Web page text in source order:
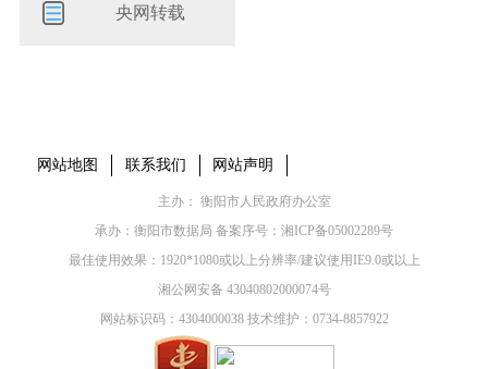
央网转载
网站地图 联系我们 网站声明
主办： 衡阳市人民政府办公室
承办：衡阳市数据局 备案序号： 湘ICP备05002289号
最佳使用效果：1920*1080或以上分辨率/建议使用IE9.0或以上
湘公网安备 43040802000074号
网站标识码：4304000038 技术维护：0734-8857922